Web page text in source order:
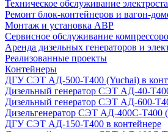
Техническое обслуживание
Ремонт блок-контейнеров и вагон-
Монтаж и установка АВР
Сервисное обслуживание
Аренда дизельных генераторов и
Реализованные проекты
Контейнеры
ДГУ СЭТ АД-500-Т400 (Yuchai) в
Дизельный генератор СЭТ АД-40-
Дизельный генератор СЭТ АД-600-
Дизельгенератор СЭТ АД-400С-Т400
ДГУ СЭТ АД-150-Т400 в контейнере